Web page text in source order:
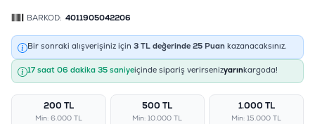
BARKOD: 4011905042206
Bir sonraki alışverişiniz için 3 TL değerinde 25 Puan kazanacaksınız.
17 saat 06 dakika 35 saniyeiçinde sipariş verirsenizyarınkargoda!
200 TL
Min: 6.000 TL
500 TL
Min: 10.000 TL
1.000 TL
Min: 15.000 TL